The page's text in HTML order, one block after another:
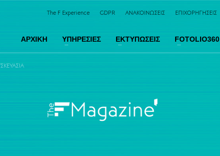
The F Experience GDPR ΑΝΑΚΟΙΝΩΣΕΙΣ ΕΠΙΧΟΡΗΓΗΣΕΙΣ
ΑΡΧΙΚΗ ΥΠΗΡΕΣΙΕΣ ΕΚΤΥΠΩΣΕΙΣ FOTOLIO360